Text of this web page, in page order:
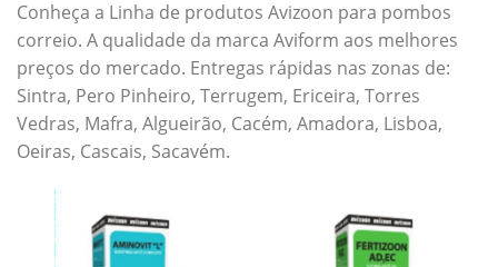
Conheça a Linha de produtos Avizoon para pombos
correio. A qualidade da marca Aviform aos melhores
preços do mercado. Entregas rápidas nas zonas de:
Sintra, Pero Pinheiro, Terrugem, Ericeira, Torres
Vedras, Mafra, Algueirão, Cacém, Amadora, Lisboa,
Oeiras, Cascais, Sacavém.